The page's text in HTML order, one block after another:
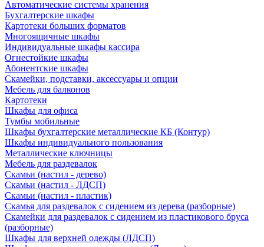
Автоматические системы хранения
Бухгалтерские шкафы
Картотеки больших форматов
Многоящичные шкафы
Индивидуальные шкафы кассира
Огнестойкие шкафы
Абонентские шкафы
Скамейки, подставки, аксессуары и опции
Мебель для балконов
Картотеки
Шкафы для офиса
Тумбы мобильные
Шкафы бухгалтерские металлические КБ (Контур)
Шкафы индивидуального пользования
Металлические ключницы
Мебель для раздевалок
Скамьи (настил - дерево)
Скамьи (настил - ЛДСП)
Скамьи (настил - пластик)
Скамья для раздевалок с сидением из дерева (разборные)
Скамейки для раздевалок с сидением из пластикового бруса
(разборные)
Шкафы для верхней одежды (ЛДСП)